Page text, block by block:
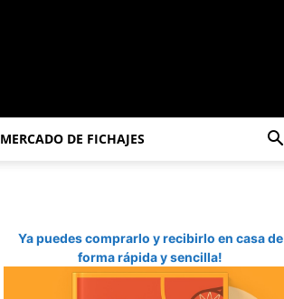
MERCADO DE FICHAJES
Ya puedes comprarlo y recibirlo en casa de
forma rápida y sencilla!